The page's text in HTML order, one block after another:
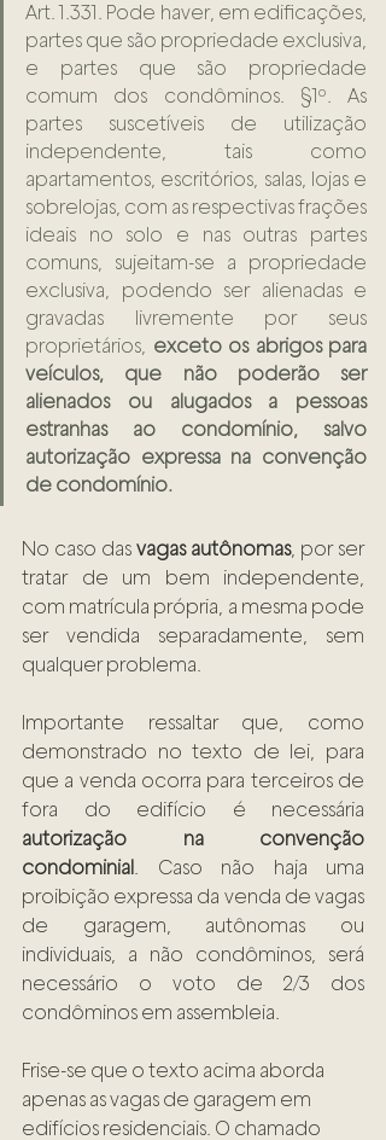
Art. 1.331. Pode haver, em edificações,
partes que são propriedade exclusiva,
e partes que são propriedade
comum dos condôminos. §1º. As
partes suscetíveis de utilização
independente, tais como
apartamentos, escritórios, salas, lojas e
sobrelojas, com as respectivas frações
ideais no solo e nas outras partes
comuns, sujeitam-se a propriedade
exclusiva, podendo ser alienadas e
gravadas livremente por seus
proprietários, exceto os abrigos para
veículos, que não poderão ser
alienados ou alugados a pessoas
estranhas ao condomínio, salvo
autorização expressa na convenção
de condomínio.
No caso das vagas autônomas, por ser
tratar de um bem independente,
com matrícula própria, a mesma pode
ser vendida separadamente, sem
qualquer problema.
Importante ressaltar que, como
demonstrado no texto de lei, para
que a venda ocorra para terceiros de
autorização na convenção
condominial. Caso não haja uma
proibição expressa da venda de vagas
de garagem, autônomas ou
individuais, a não condôminos, será
necessário o voto de 2/3 dos
condôminos em assembleia.
Frise-se que o texto acima aborda
apenas as vagas de garagem em
edifícios residenciais. O chamado